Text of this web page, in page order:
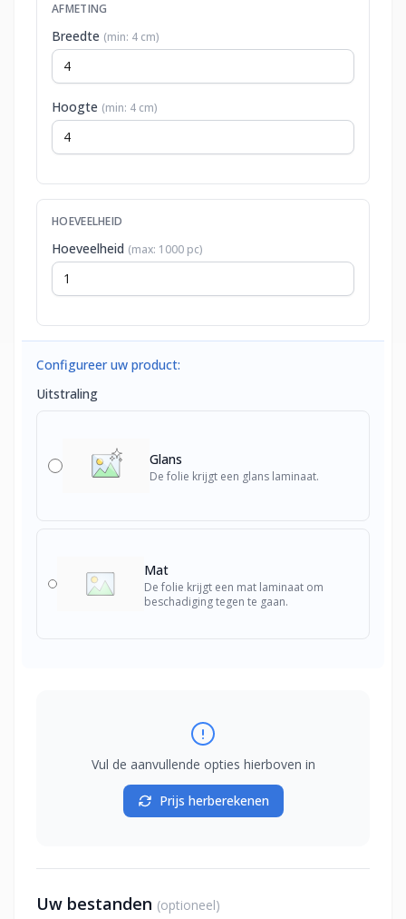
AFMETING
Breedte (min: 4 cm)
Hoogte (min: 4 cm)
HOEVEELHEID
Hoeveelheid (max: 1000 pc)
Configureer uw product:
Uitstraling
Glans
De folie krijgt een glans laminaat.
Mat
De folie krijgt een mat laminaat om
beschadiging tegen te gaan.
Vul de aanvullende opties hierboven in
Prijs herberekenen
Uw bestanden (optioneel)